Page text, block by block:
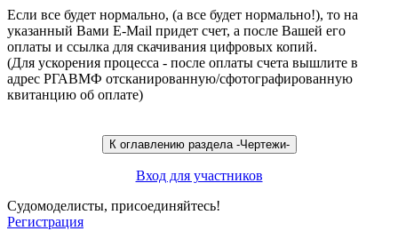
Если все будет нормально, (а все будет нормально!), то на
указанный Вами E-Mail придет счет, а после Вашей его
оплаты и ссылка для скачивания цифровых копий.
(Для ускорения процесса - после оплаты счета вышлите в
адрес РГАВМФ отсканированную/сфотографированную
квитанцию об оплате)
Вход для участников
Судомоделисты, присоединяйтесь!
Регистрация